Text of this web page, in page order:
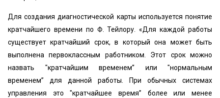
Для создания диагностической карты используется понятие
кратчайшего времени по Ф. Тейлору. «Для каждой работы
существует кратчайший срок, в который она может быть
выполнена первоклассным работником. Этот срок можно
назвать "кратчайшим временем” или "нормальным
временем” для данной работы. При обычных системах
управления это "кратчайшее время” более или менее